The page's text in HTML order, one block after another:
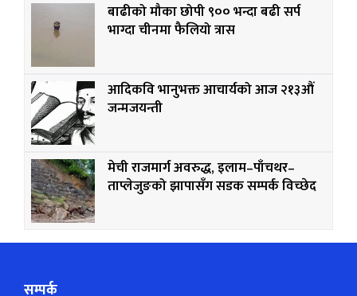
बाढीको मौका छोपी ९०० भन्दा बढी सर्प
भाग्दा चीनमा फैलियो त्रास
आदिकवि भानुभक्त आचार्यको आज २१३औं
जन्मजयन्ती
मेची राजमार्ग अवरुद्ध, इलाम–पाँचथर–
ताप्लेजुङको झापासँग सडक सम्पर्क विच्छेद
सम्पर्क